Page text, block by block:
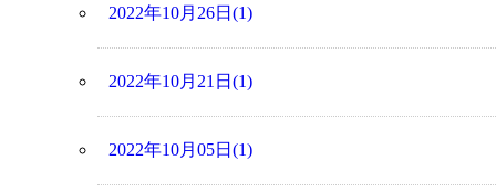
2022年10月26日(1)
2022年10月21日(1)
2022年10月05日(1)